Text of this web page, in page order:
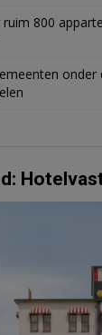
800
onder